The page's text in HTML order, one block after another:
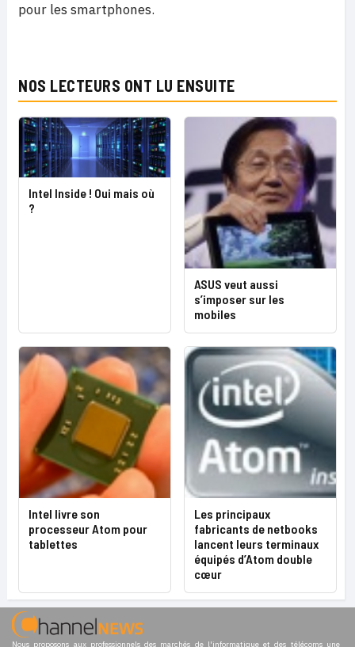
pour les smartphones.
NOS LECTEURS ONT LU ENSUITE
Intel Inside ! Oui mais où
?
ASUS veut aussi
s’imposer sur les
mobiles
Intel livre son
processeur Atom pour
tablettes
Les principaux
fabricants de netbooks
lancent leurs terminaux
équipés d’Atom double
cœur
Nous proposons aux professionnels des marchés de l'informatique et des télécoms une